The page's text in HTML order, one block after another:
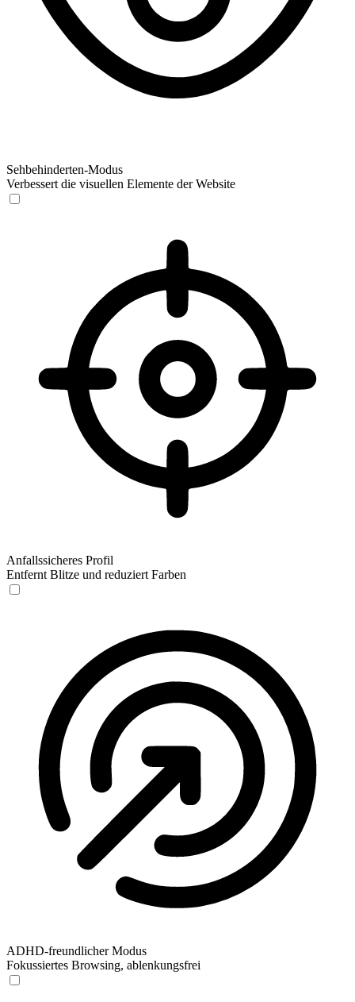
Sehbehinderten-Modus
Verbessert die visuellen Elemente der Website
Anfallssicheres Profil
Entfernt Blitze und reduziert Farben
ADHD-freundlicher Modus
Fokussiertes Browsing, ablenkungsfrei